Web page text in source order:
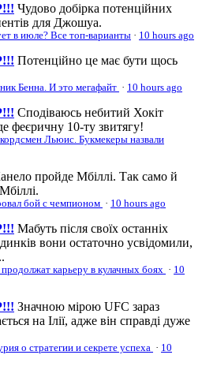
Чудово добірка потенційних
для Джошуа.
в июле? Все топ-варианты · 10 hours ago
Потенційно це має бути щось
Бенна. И это мегафайт · 10 hours ago
Сподіваюсь небитий Хокіт
феєричну 10-ту звитягу!
Льюис. Букмекеры назвали
пройде Мбіллі. Так само й
бой с чемпионом · 10 hours ago
Мабуть після своїх останніх
вони остаточно усвідомили,
карьеру в кулачных боях · 10
Значною мірою UFC зараз
на Ілії, адже він справді дуже
о стратегии и секрете успеха · 10